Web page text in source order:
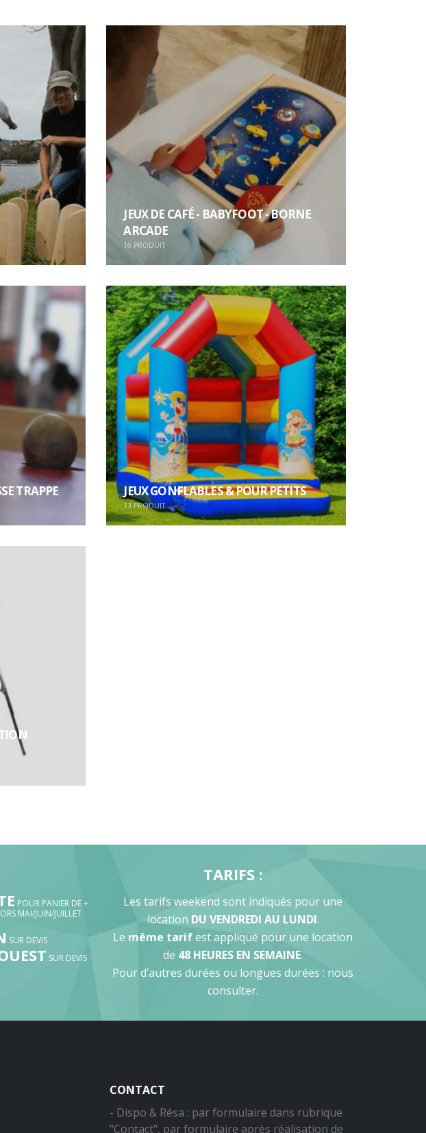
JEUX DE CAFÉ - BABYFOOT - BORNE
ARCADE
16 PRODUIT
TRAPPE JEUX GONFLABLES & POUR PETITS
13 PRODUIT
POUR PANIER DE +
MAI/JUIN/JUILLET
SUR DEVIS
SUR DEVIS
TARIFS :
Les tarifs weekend sont indiqués pour une
location DU VENDREDI AU LUNDI.
Le même tarifest appliqué pour une location
de 48 HEURES EN SEMAINE.
Pour d’autres durées ou longues durées : nous
consulter.
CONTACT
- Dispo & Résa : par formulaire dans rubrique
"Contact", par formulaire après réalisation de